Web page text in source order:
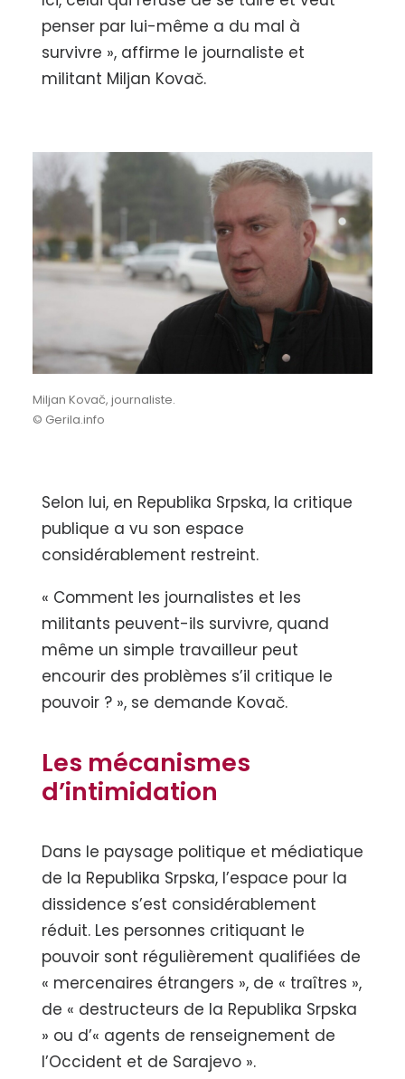
penser par lui-même a du mal à
survivre », affirme le journaliste et
militant Miljan Kovač.
Miljan Kovač, journaliste.
© Gerila.info
Selon lui, en Republika Srpska, la critique
publique a vu son espace
considérablement restreint.
« Comment les journalistes et les
militants peuvent-ils survivre, quand
même un simple travailleur peut
encourir des problèmes s’il critique le
pouvoir ? », se demande Kovač.
Les mécanismes
d’intimidation
Dans le paysage politique et médiatique
de la Republika Srpska, l’espace pour la
dissidence s’est considérablement
réduit. Les personnes critiquant le
pouvoir sont régulièrement qualifiées de
« mercenaires étrangers », de « traîtres »,
de « destructeurs de la Republika Srpska
» ou d’« agents de renseignement de
l’Occident et de Sarajevo ».